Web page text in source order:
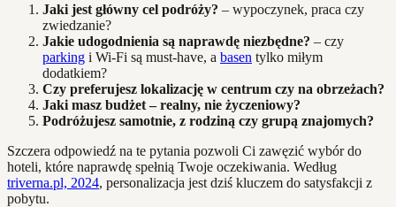
Jaki jest główny cel podróży? – wypoczynek, praca czy
zwiedzanie?
Jakie udogodnienia są naprawdę niezbędne? – czy
parking i Wi-Fi są must-have, a basen tylko miłym
dodatkiem?
Czy preferujesz lokalizację w centrum czy na obrzeżach?
Jaki masz budżet – realny, nie życzeniowy?
Podróżujesz samotnie, z rodziną czy grupą znajomych?
Szczera odpowiedź na te pytania pozwoli Ci zawęzić wybór do
hoteli, które naprawdę spełnią Twoje oczekiwania. Według
triverna.pl, 2024, personalizacja jest dziś kluczem do satysfakcji z
pobytu.